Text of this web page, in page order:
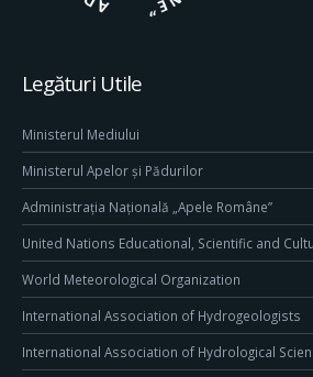
Legături Utile
Ministerul Mediului
Ministerul Apelor și Pădurilor
Administrația Națională „Apele Române”
United Nations Educational, Scientific and
World Meteorological Organization
International Association of Hydrogeologists
International Association of Hydrological